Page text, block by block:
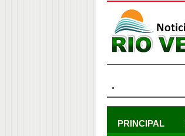
.
PRINCIPAL